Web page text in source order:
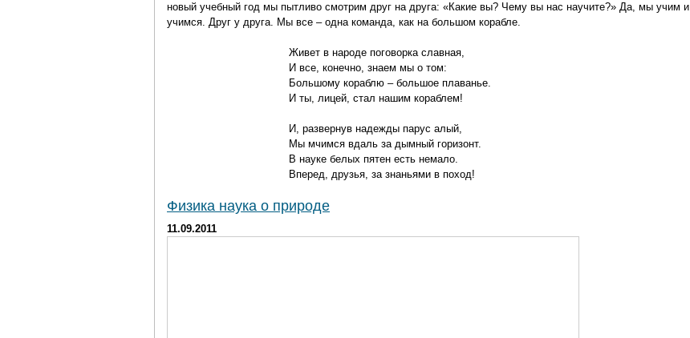
новый учебный год мы пытливо смотрим друг на друга: «Какие вы? Чему вы нас научите?» Да, мы учим и
учимся. Друг у друга. Мы все – одна команда, как на большом корабле.
Живет в народе поговорка славная,
И все, конечно, знаем мы о том:
Большому кораблю – большое плаванье.
И ты, лицей, стал нашим кораблем!
И, развернув надежды парус алый,
Мы мчимся вдаль за дымный горизонт.
В науке белых пятен есть немало.
Вперед, друзья, за знаньями в поход!
Физика наука о природе
11.09.2011